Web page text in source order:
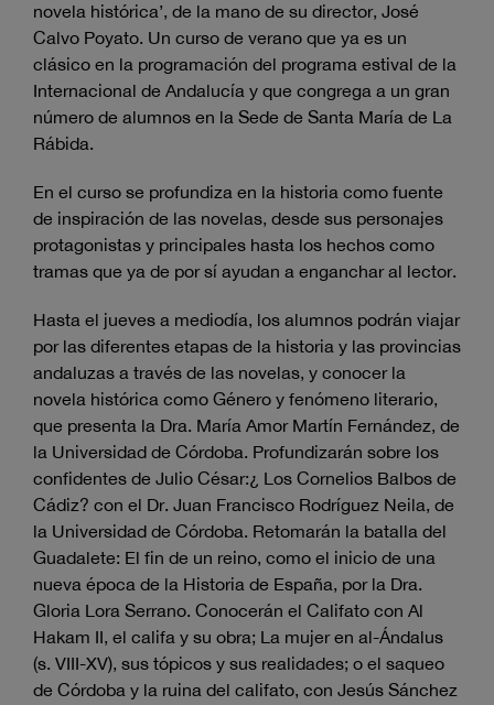
novela histórica’, de la mano de su director, José
Calvo Poyato. Un curso de verano que ya es un
clásico en la programación del programa estival de la
Internacional de Andalucía y que congrega a un gran
número de alumnos en la Sede de Santa María de La
Rábida.
En el curso se profundiza en la historia como fuente
de inspiración de las novelas, desde sus personajes
protagonistas y principales hasta los hechos como
tramas que ya de por sí ayudan a enganchar al lector.
Hasta el jueves a mediodía, los alumnos podrán viajar
por las diferentes etapas de la historia y las provincias
andaluzas a través de las novelas, y conocer la
novela histórica como Género y fenómeno literario,
que presenta la Dra. María Amor Martín Fernández, de
la Universidad de Córdoba. Profundizarán sobre los
confidentes de Julio César:¿ Los Cornelios Balbos de
Cádiz? con el Dr. Juan Francisco Rodríguez Neila, de
la Universidad de Córdoba. Retomarán la batalla del
Guadalete: El fin de un reino, como el inicio de una
nueva época de la Historia de España, por la Dra.
Gloria Lora Serrano. Conocerán el Califato con Al
Hakam II, el califa y su obra; La mujer en al-Ándalus
(s. VIII-XV), sus tópicos y sus realidades; o el saqueo
de Córdoba y la ruina del califato, con Jesús Sánchez